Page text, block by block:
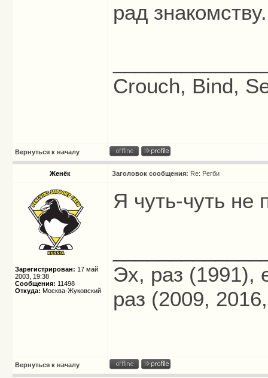
рад
Crouch, Bind,
Вернуться к началу
Женёк Заголовок сообщения: Re: Регби
Зарегистрирован: 17 май
2003, 19:38
Сообщения: 11498
Откуда: Москва-Жуковский
Я чуть-чуть не
Эх, раз (1991),
раз (2009,
Вернуться к началу